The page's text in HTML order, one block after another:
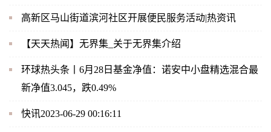
高新区马山街道滨河社区开展便民服务活动|热资讯
【天天热闻】无界集_关于无界集介绍
环球热头条丨6月28日基金净值：诺安中小盘精选混合最
新净值3.045，跌0.49%
快讯2023-06-29 00:16:11